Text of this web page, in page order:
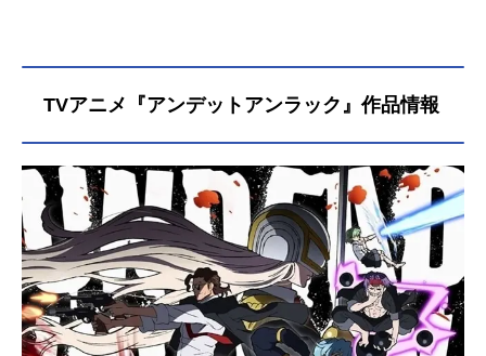
定情報解禁放送決定レポート＜次ペ
TVアニメ『アンデットアンラック』作品情報